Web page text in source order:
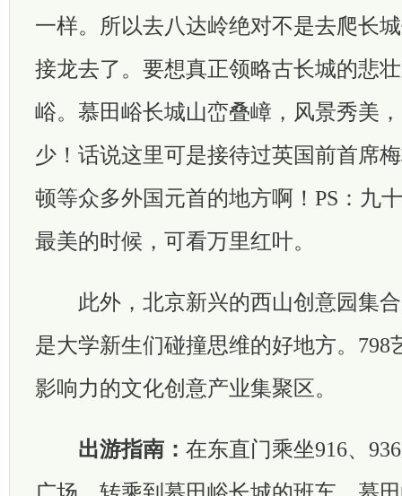
一样。所以去八达岭绝对不是去爬长
接龙去了。要想真正领略古长城的悲
峪。慕田峪长城山峦叠嶂，风景秀美
少！话说这里可是接待过英国前首席
顿等众多外国元首的地方啊！PS：九
最美的时候，可看万里红叶。
此外，北京新兴的西山创意园集合
是大学新生们碰撞思维的好地方。798
影响力的文化创意产业集聚区。
出游指南： 在东直门乘坐916、